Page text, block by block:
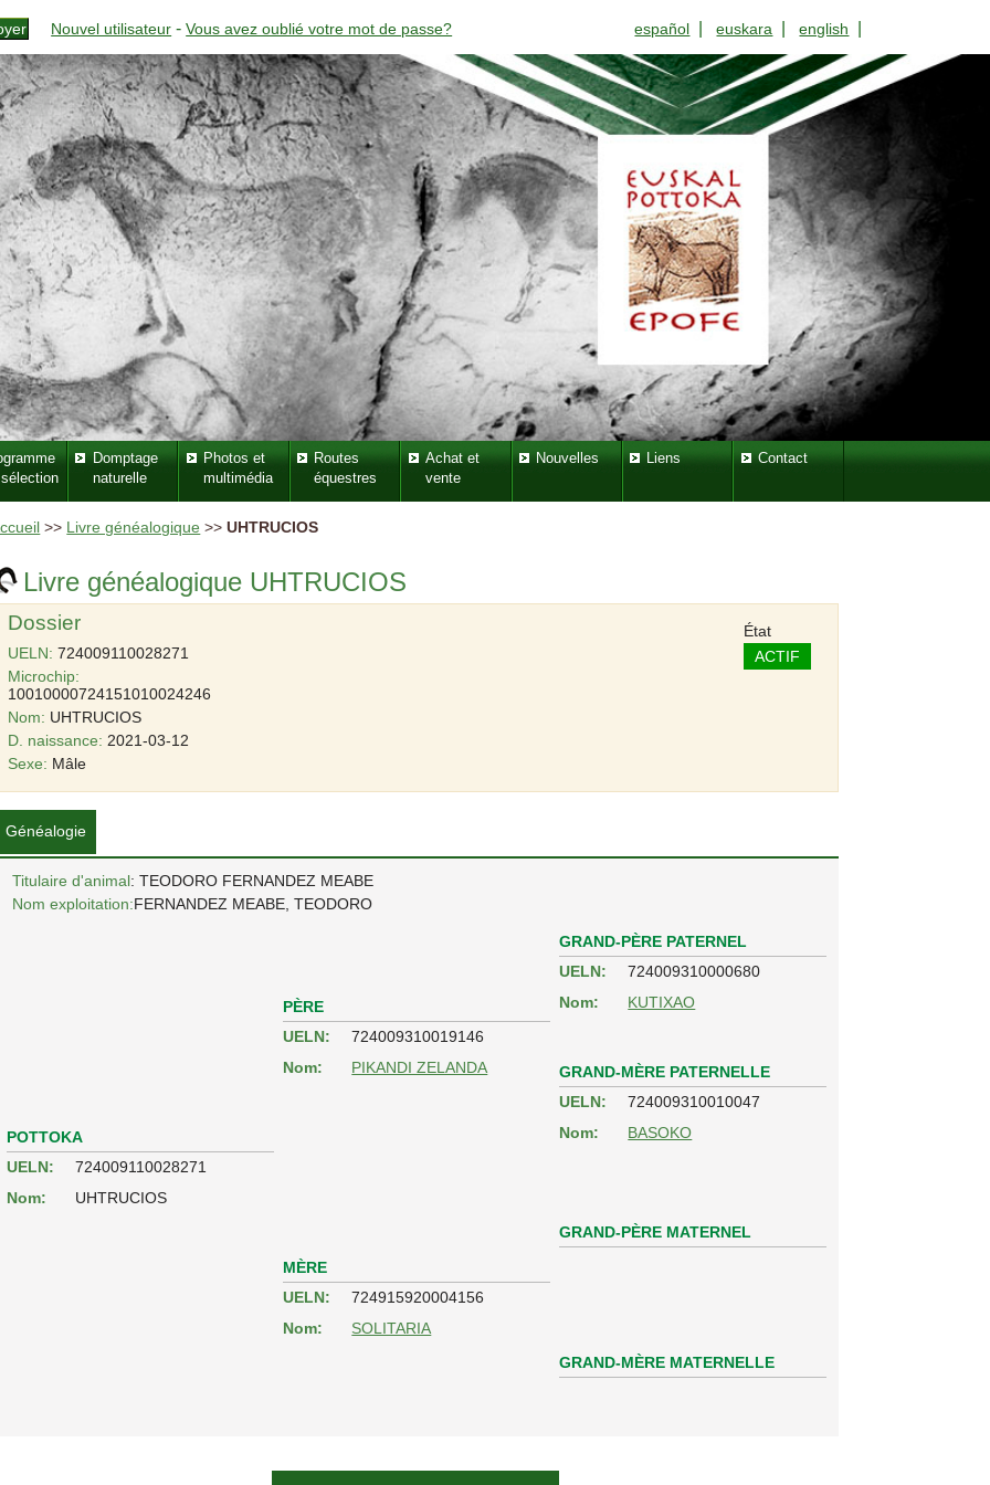
Nouvel utilisateur -Vous avez oublié votre mot de passe? español |euskara |english
Domptage
naturelle
Photos et
multimédia
Routes
équestres
Achat et
vente
Nouvelles Liens Contact
>> Livre généalogique >>UHTRUCIOS
Livre généalogique UHTRUCIOS
Dossier
UELN: 724009110028271
Microchip:
10010000724151010024246
Nom: UHTRUCIOS
D. naissance: 2021-03-12
Sexe: Mâle
État
ACTIF
Généalogie
Titulaire d'animal: TEODORO FERNANDEZ MEABE
Nom exploitation:FERNANDEZ MEABE, TEODORO
POTTOKA
UELN:
724009110028271
Nom:
UHTRUCIOS
PÈRE
UELN:
724009310019146
Nom:
PIKANDI ZELANDA
GRAND-PÈRE PATERNEL
UELN:
724009310000680
Nom:
KUTIXAO
GRAND-MÈRE PATERNELLE
UELN:
724009310010047
Nom:
BASOKO
MÈRE
UELN:
724915920004156
Nom:
SOLITARIA
GRAND-PÈRE MATERNEL
GRAND-MÈRE MATERNELLE